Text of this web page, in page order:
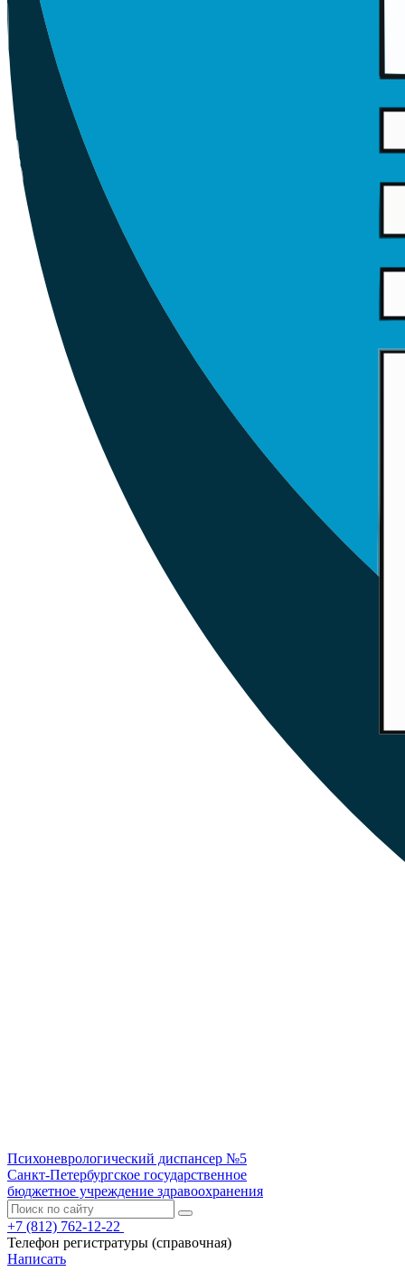
Психоневрологический диспансер №5
Санкт-Петербургское государственное
бюджетное учреждение здравоохранения
+7 (812) 762-12-22
Телефон регистратуры (справочная)
Написать